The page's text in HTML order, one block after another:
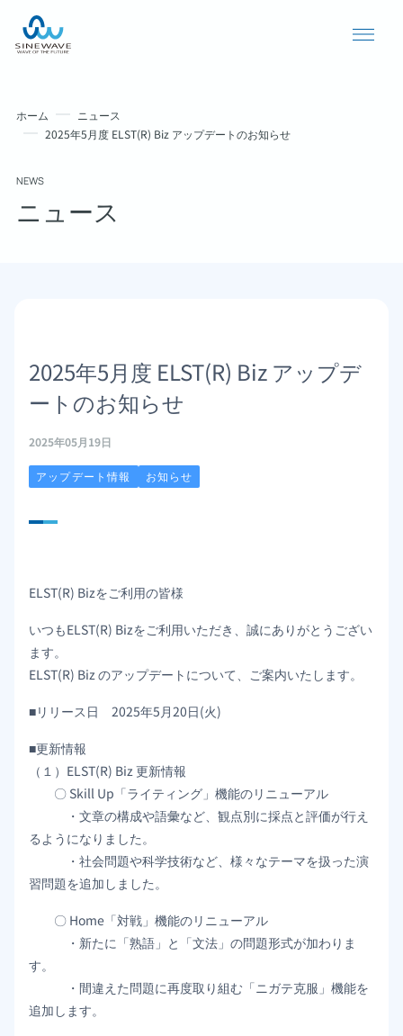
個人情報保護方針
ホーム
ニュース
2025年5月度 ELST(R) Biz アップデートのお知らせ
NEWS
ニュース
2025年5月度 ELST(R) Biz アップデ
ートのお知らせ
2025年05月19日
アップデート情報 お知らせ
ELST(R) Bizをご利用の皆様
いつもELST(R) Bizをご利用いただき、誠にありがとうござい
ます。
ELST(R) Biz のアップデートについて、ご案内いたします。
■リリース日 2025年5月20日(火)
■更新情報
（１）ELST(R) Biz 更新情報
〇 Skill Up「ライティング」機能のリニューアル
・文章の構成や語彙など、観点別に採点と評価が行え
るようになりました。
・社会問題や科学技術など、様々なテーマを扱った演
習問題を追加しました。
〇 Home「対戦」機能のリニューアル
・新たに「熟語」と「文法」の問題形式が加わりま
す。
・間違えた問題に再度取り組む「ニガテ克服」機能を
追加します。